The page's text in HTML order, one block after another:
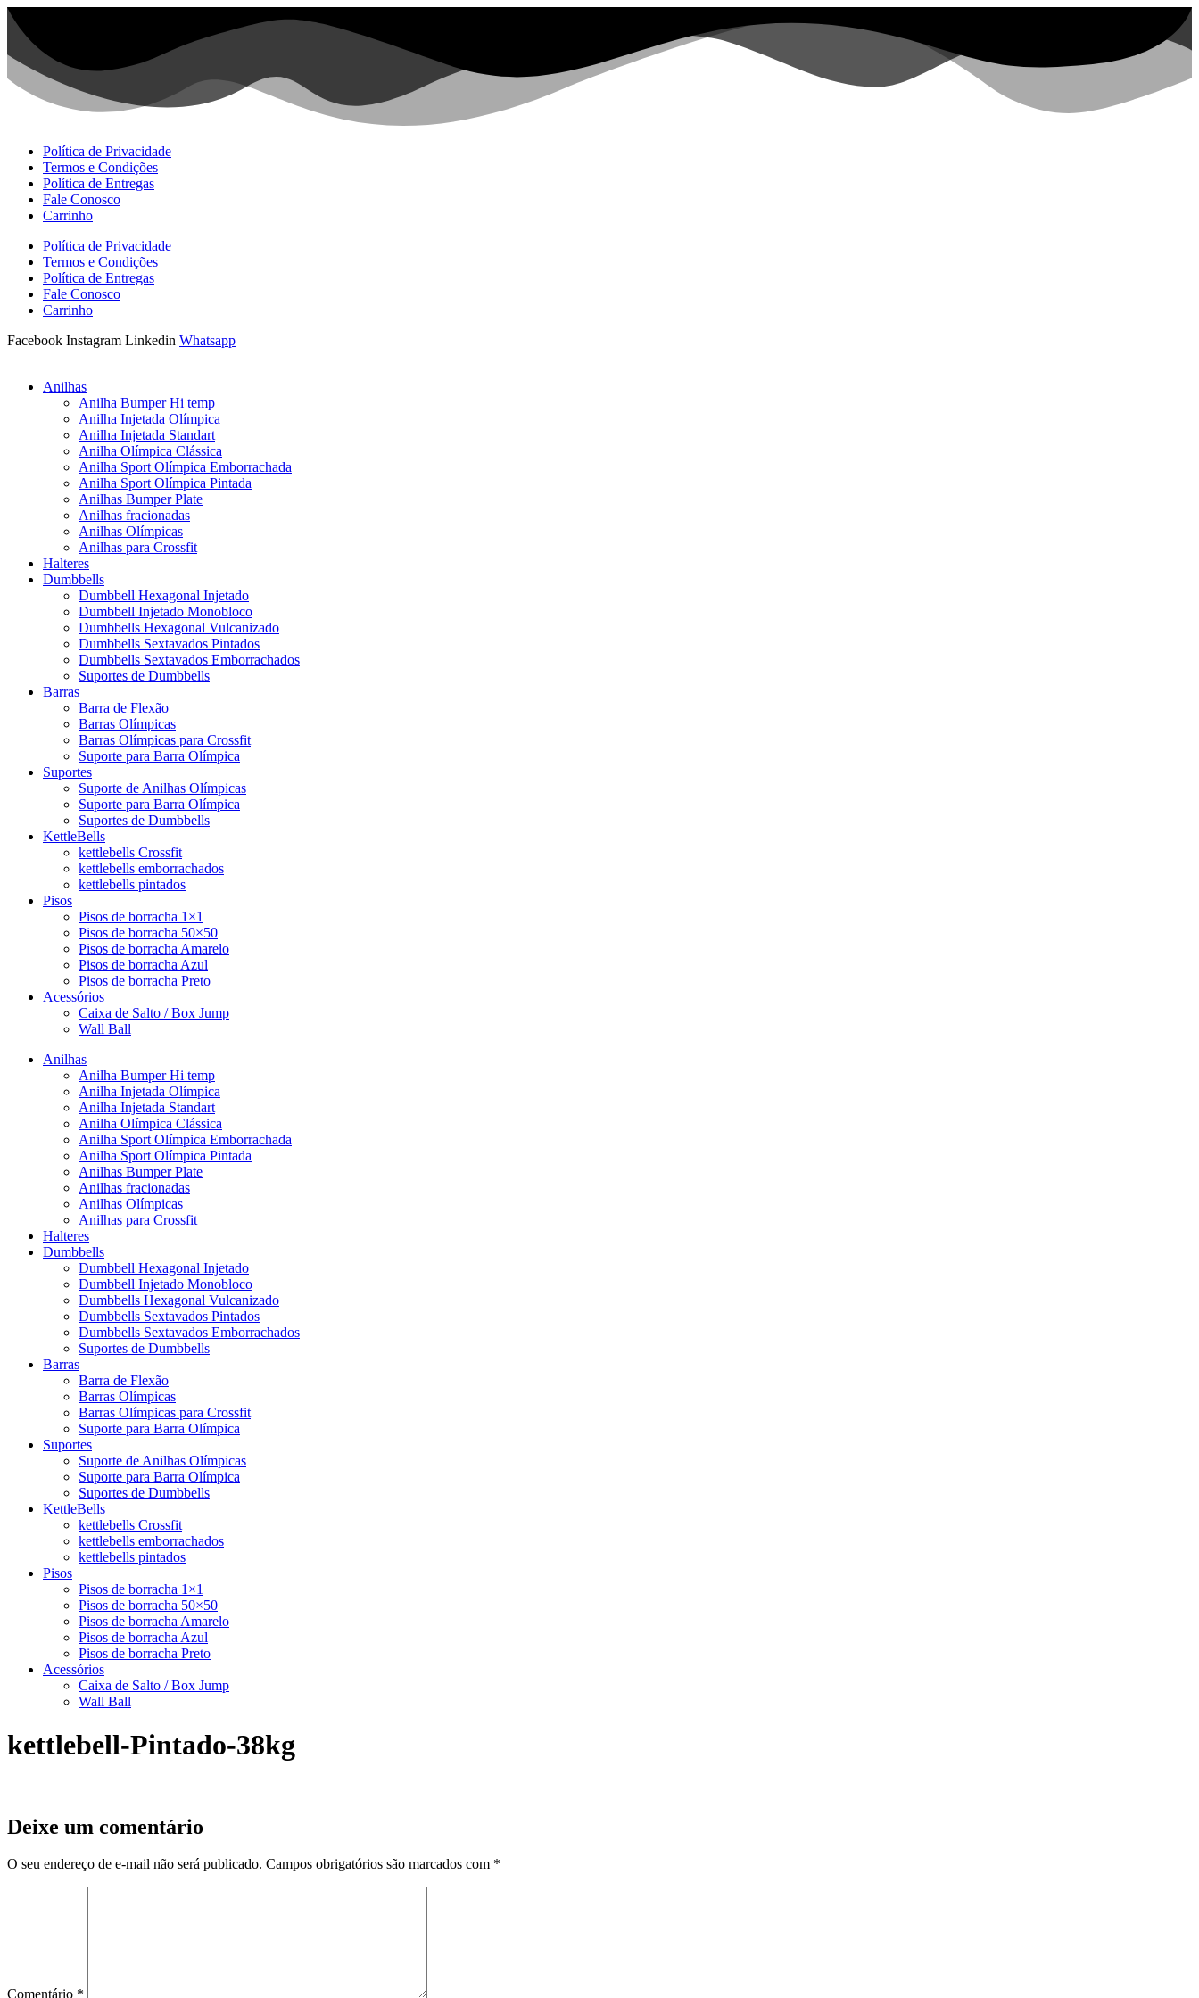
Ir
para
conteúdo
Política de Privacidade
Termos e Condições
Política de Entregas
Fale Conosco
Carrinho
Política de Privacidade
Termos e Condições
Política de Entregas
Fale Conosco
Carrinho
Facebook Instagram Linkedin Whatsapp
Anilhas
Anilha Bumper Hi temp
Anilha Injetada Olímpica
Anilha Injetada Standart
Anilha Olímpica Clássica
Anilha Sport Olímpica Emborrachada
Anilha Sport Olímpica Pintada
Anilhas Bumper Plate
Anilhas fracionadas
Anilhas Olímpicas
Anilhas para Crossfit
Halteres
Dumbbells
Dumbbell Hexagonal Injetado
Dumbbell Injetado Monobloco
Dumbbells Hexagonal Vulcanizado
Dumbbells Sextavados Pintados
Dumbbells Sextavados Emborrachados
Suportes de Dumbbells
Barras
Barra de Flexão
Barras Olímpicas
Barras Olímpicas para Crossfit
Suporte para Barra Olímpica
Suportes
Suporte de Anilhas Olímpicas
Suporte para Barra Olímpica
Suportes de Dumbbells
KettleBells
kettlebells Crossfit
kettlebells emborrachados
kettlebells pintados
Pisos
Pisos de borracha 1×1
Pisos de borracha 50×50
Pisos de borracha Amarelo
Pisos de borracha Azul
Pisos de borracha Preto
Acessórios
Caixa de Salto / Box Jump
Wall Ball
Anilhas
Anilha Bumper Hi temp
Anilha Injetada Olímpica
Anilha Injetada Standart
Anilha Olímpica Clássica
Anilha Sport Olímpica Emborrachada
Anilha Sport Olímpica Pintada
Anilhas Bumper Plate
Anilhas fracionadas
Anilhas Olímpicas
Anilhas para Crossfit
Halteres
Dumbbells
Dumbbell Hexagonal Injetado
Dumbbell Injetado Monobloco
Dumbbells Hexagonal Vulcanizado
Dumbbells Sextavados Pintados
Dumbbells Sextavados Emborrachados
Suportes de Dumbbells
Barras
Barra de Flexão
Barras Olímpicas
Barras Olímpicas para Crossfit
Suporte para Barra Olímpica
Suportes
Suporte de Anilhas Olímpicas
Suporte para Barra Olímpica
Suportes de Dumbbells
KettleBells
kettlebells Crossfit
kettlebells emborrachados
kettlebells pintados
Pisos
Pisos de borracha 1×1
Pisos de borracha 50×50
Pisos de borracha Amarelo
Pisos de borracha Azul
Pisos de borracha Preto
Acessórios
Caixa de Salto / Box Jump
Wall Ball
kettlebell-Pintado-38kg
Deixe um comentário
O seu endereço de e-mail não será publicado. Campos obrigatórios são marcados com *
Comentário *